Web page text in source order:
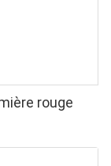
rouge